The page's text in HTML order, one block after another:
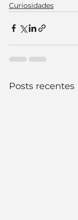
Curiosidades
Posts recentes